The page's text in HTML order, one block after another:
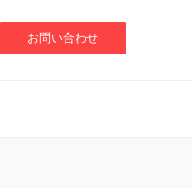
お問い合わせ